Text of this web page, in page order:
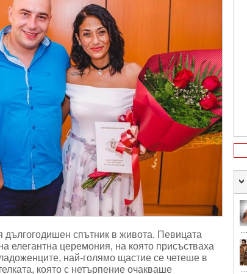
дългогодишен спътник в живота. Певицата
елегантна церемония, на която присъстваха
най-голямо щастие се четеше в
която с нетърпение очакваше